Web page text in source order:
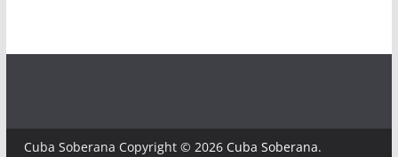
Cuba Soberana Copyright © 2026 Cuba Soberana.